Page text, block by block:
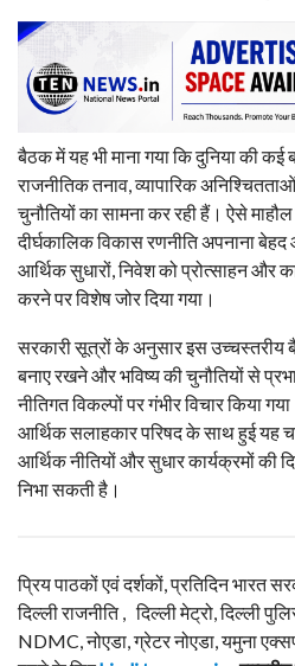
बैठक में यह भी माना गया कि दुनिया की
राजनीतिक तनाव, व्यापारिक
चुनौतियों का सामना कर रही हैं। ऐसे
दीर्घकालिक विकास रणनीति अपनाना
आर्थिक सुधारों, निवेश को प्रोत्साहन और
करने पर विशेष जोर दिया गया।
सरकारी सूत्रों के अनुसार इस उच्चस्तरीय
बनाए रखने और भविष्य की चुनौतियों से
नीतिगत विकल्पों पर गंभीर विचार किया
आर्थिक सलाहकार परिषद के साथ हुई यह
आर्थिक नीतियों और सुधार कार्यक्रमों की
निभा सकती है।
प्रिय पाठकों एवं दर्शकों, प्रतिदिन भारत
दिल्ली राजनीति , दिल्ली मेट्रो, दिल्ली
NDMC, नोएडा, ग्रेटर नोएडा, यमुना